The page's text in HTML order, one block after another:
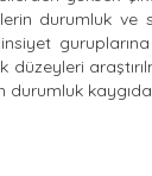
durumluk